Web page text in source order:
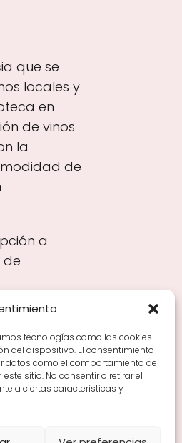
tecnologías como las cookies
del dispositivo. El consentimiento
datos como el comportamiento de
sitio. No consentir o retirar el
a ciertas características y
que se
locales y
en
de vinos
la
de
a
de
Tipos de Rioja y
Zonas de Rioja y